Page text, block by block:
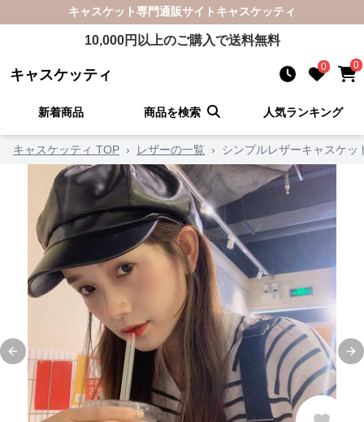
キャスケット専門通販サイト キャスケッティ
10,000円以上のご購入で送料無料
キャスケッティ 0 0
新着商品 商品を検索 人気ランキング
キャスケッティ TOP › レザーの一覧 › シンプルレザーキャスケッ
Previous slide